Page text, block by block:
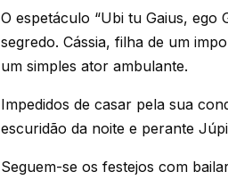
O espetáculo “Ubi tu Gaius, ego
segredo. Cássia, filha de um
um simples ator ambulante.
Impedidos de casar pela sua
escuridão da noite e perante
Seguem-se os festejos com